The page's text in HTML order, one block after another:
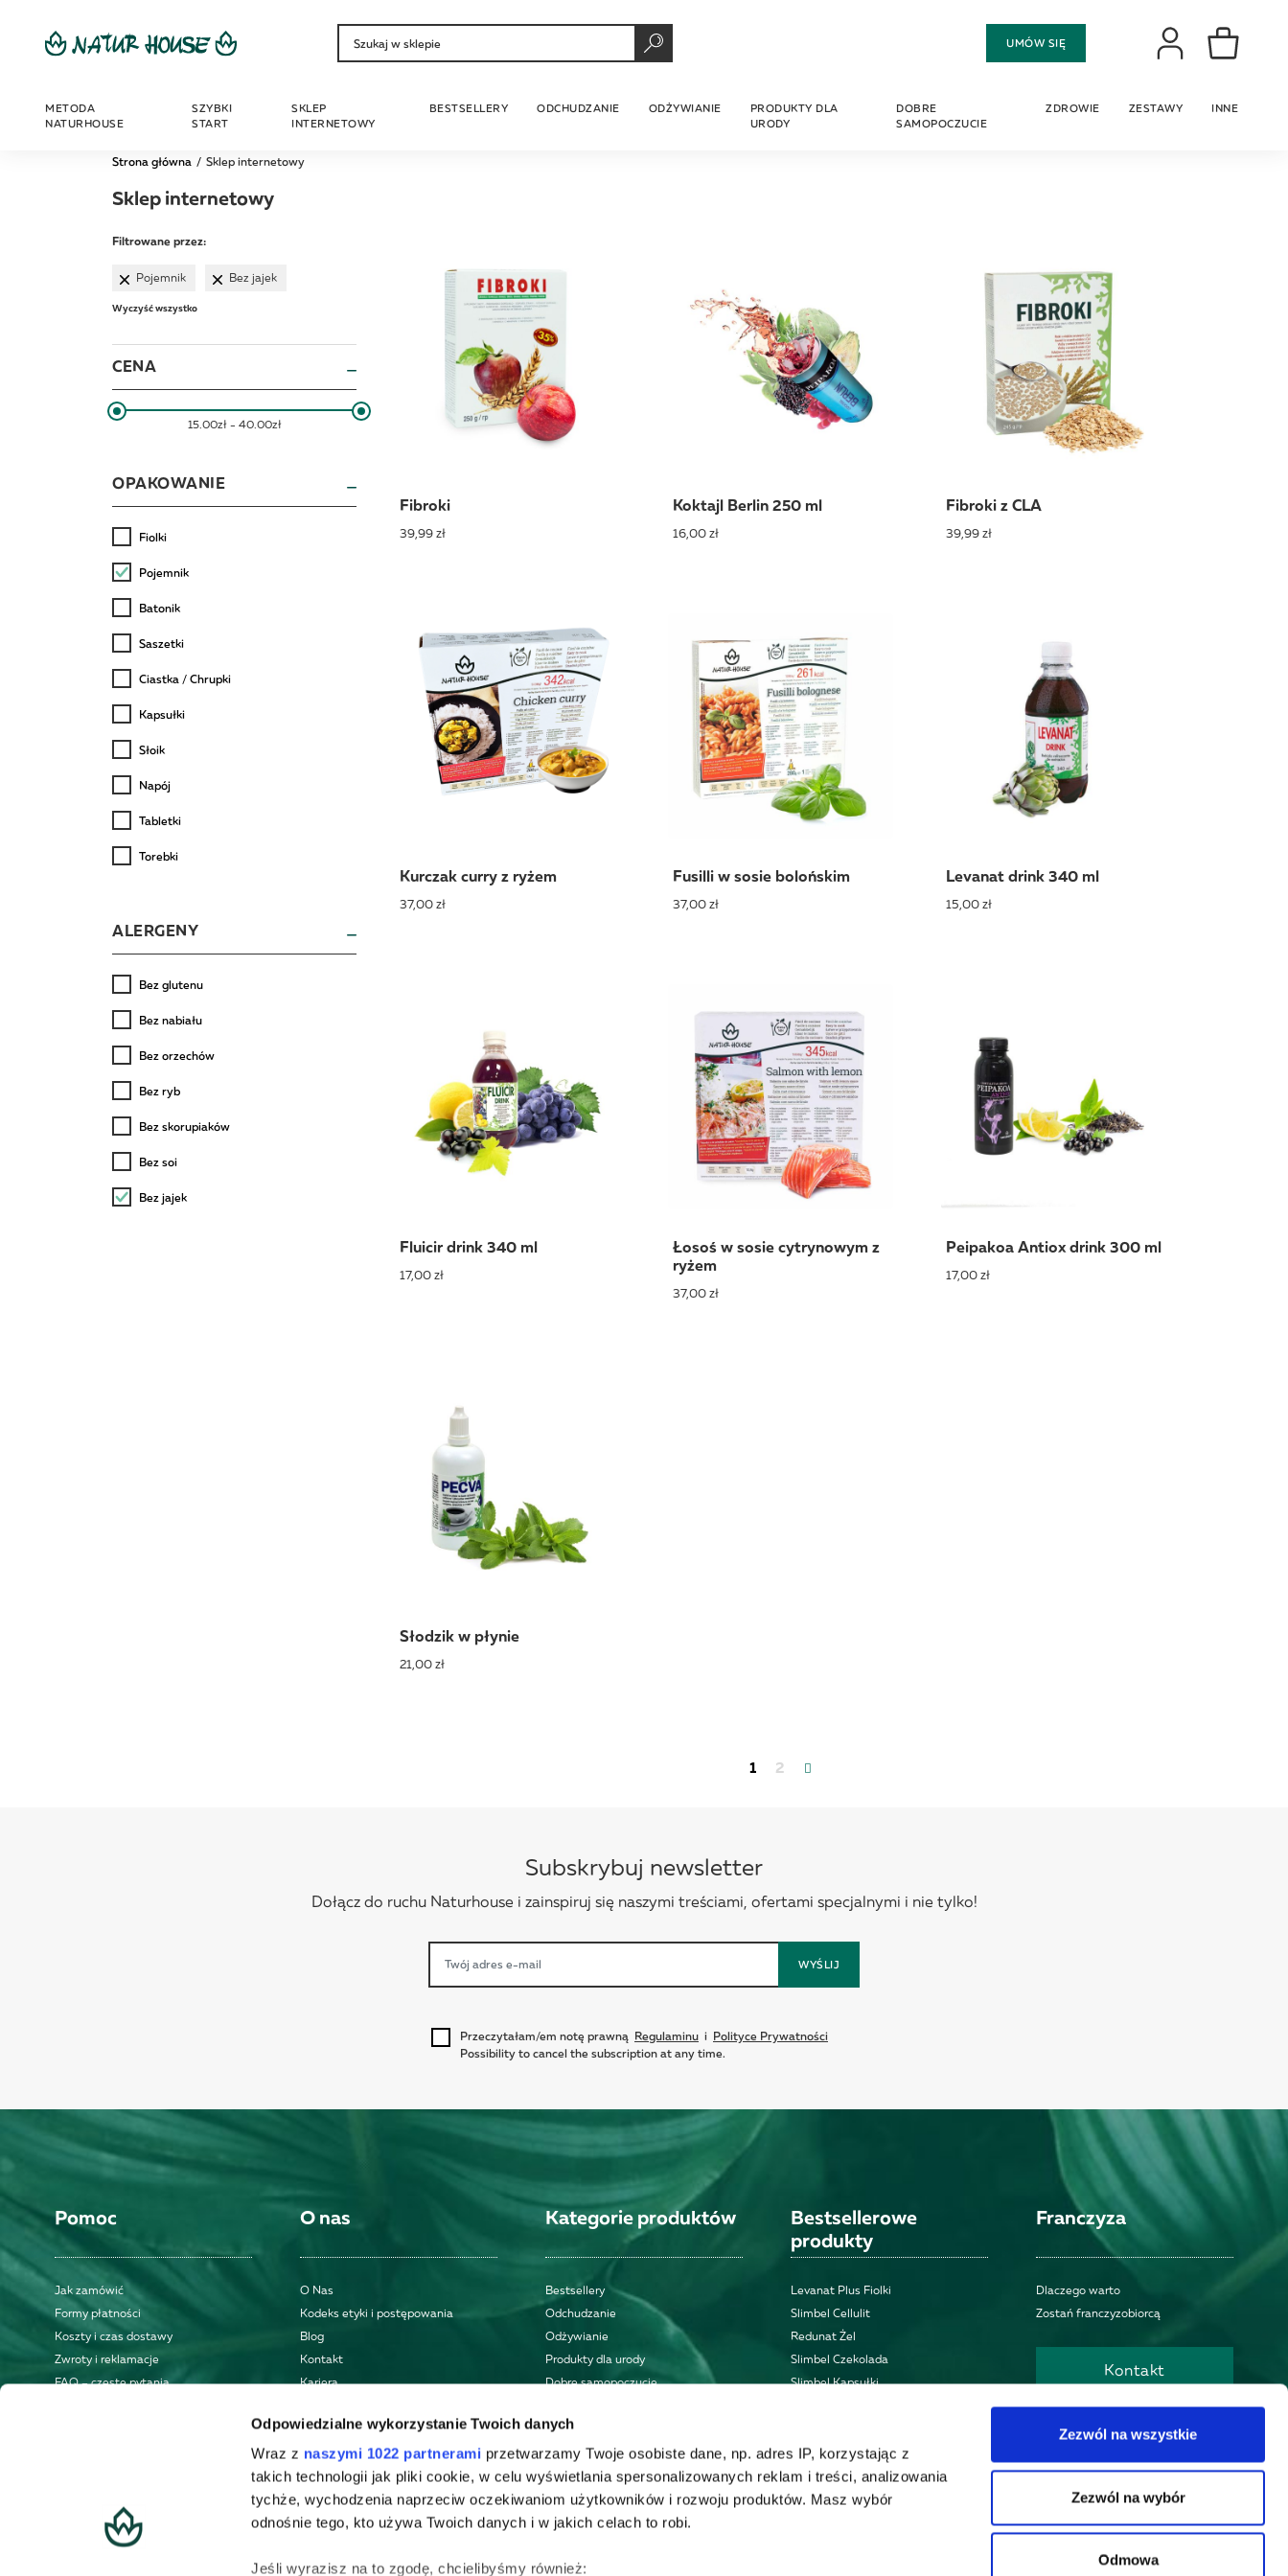
Odpowiedzialne wykorzystanie Twoich danych
Wraz z naszymi 1022 partnerami przetwarzamy Twoje osobiste dane, np. adres IP, korzystając z
takich technologii jak pliki cookie, w celu wyświetlania spersonalizowanych reklam i treści, analizowania
tychże, wychodzenia naprzeciw oczekiwaniom użytkowników i rozwoju produktów. Masz wybór
odnośnie tego, kto używa Twoich danych i w jakich celach to robi.
Jeśli wyrazisz na to zgodę, chcielibyśmy również:
Zezwól na wszystkie
Zezwól na wybór
Odmowa
UMÓW SIĘ
Moje konto
METODA
NATURHOUSE
SZYBKI
START
SKLEP
INTERNETOWY
BESTSELLERY ODCHUDZANIE ODŻYWIANIE
PRODUKTY DLA
URODY
DOBRE
SAMOPOCZUCIE
ZDROWIE ZESTAWY INNE
Strona główna Sklep internetowy
Sklep internetowy
Fibroki
39,99 zł
Koktajl Berlin 250 ml
16,00 zł
Fibroki z CLA
39,99 zł
Kurczak curry z ryżem
37,00 zł
Fusilli w sosie bolońskim
37,00 zł
Levanat drink 340 ml
15,00 zł
Fluicir drink 340 ml
17,00 zł
Łosoś w sosie cytrynowym z
ryżem
37,00 zł
Peipakoa Antiox drink 300 ml
17,00 zł
Słodzik w płynie
21,00 zł
1 2
Filtrowane przez:
Pojemnik Bez jajek
Wyczyść wszystko
CENA
15.00zł - 40.00zł
OPAKOWANIE
Fiolki
Pojemnik
Batonik
Saszetki
Ciastka / Chrupki
Kapsułki
Słoik
Napój
Tabletki
Torebki
ALERGENY
Bez glutenu
Bez nabiału
Bez orzechów
Bez ryb
Bez skorupiaków
Bez soi
Bez jajek
Subskrybuj newsletter
Dołącz do ruchu Naturhouse i zainspiruj się naszymi treściami, ofertami specjalnymi i nie tylko!
WYŚLIJ
Przeczytałam/em notę prawną Regulaminu i Polityce Prywatności
Possibility to cancel the subscription at any time.
Pomoc
Jak zamówić
Formy płatności
Koszty i czas dostawy
Zwroty i reklamacje
FAQ – częste pytania
O nas
O Nas
Kodeks etyki i postępowania
Blog
Kontakt
Kariera
Kategorie produktów
Bestsellery
Odchudzanie
Odżywianie
Produkty dla urody
Dobre samopoczucie
Zestawy
Inne
Bestsellerowe
produkty
Levanat Plus Fiolki
Slimbel Cellulit
Redunat Żel
Slimbel Czekolada
Slimbel Kapsułki
Franczyza
Dlaczego warto
Zostań franczyzobiorcą
Kontakt
Znajdź placówkę
Otwórz biznes